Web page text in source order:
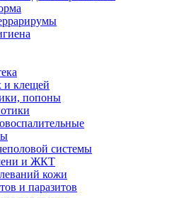
и клещей
попоны
системы
и ЖКТ
кожи
и паразитов